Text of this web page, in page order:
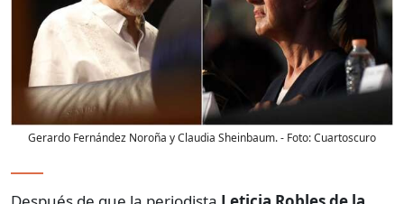
Gerardo Fernández Noroña y Claudia Sheinbaum.- Foto:Cuartoscuro